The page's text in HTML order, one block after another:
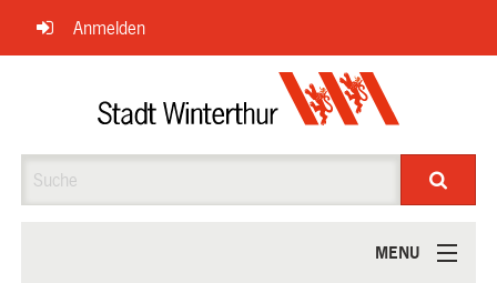
Navigation
überspringen
Anmelden
MENU